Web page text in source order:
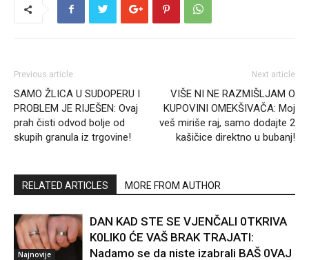
Previous article
SAMO ŽLICA U SUDOPERU I
PROBLEM JE RIJEŠEN: Ovaj
prah čisti odvod bolje od
skupih granula iz trgovine!
Next article
VIŠE NI NE RAZMIŠLJAM O
KUPOVINI OMEKŠIVAČA: Moj
veš miriše raj, samo dodajte 2
kašičice direktno u bubanj!
RELATED ARTICLES MORE FROM AUTHOR
Najnovije
DAN KAD STE SE VJENČALI 0TKRIVA
K0LIK0 ĆE VAŠ BRAK TRAJATI:
Nadamo se da niste izabrali BAŠ 0VAJ